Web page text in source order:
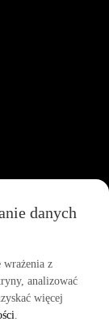
zakup”
danych
z
analizować
więcej
.